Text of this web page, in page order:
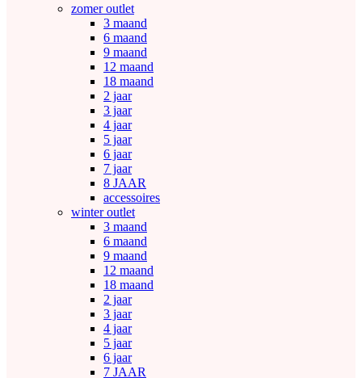
zomer outlet
3 maand
6 maand
9 maand
12 maand
18 maand
2 jaar
3 jaar
4 jaar
5 jaar
6 jaar
7 jaar
8 JAAR
accessoires
winter outlet
3 maand
6 maand
9 maand
12 maand
18 maand
2 jaar
3 jaar
4 jaar
5 jaar
6 jaar
7 JAAR